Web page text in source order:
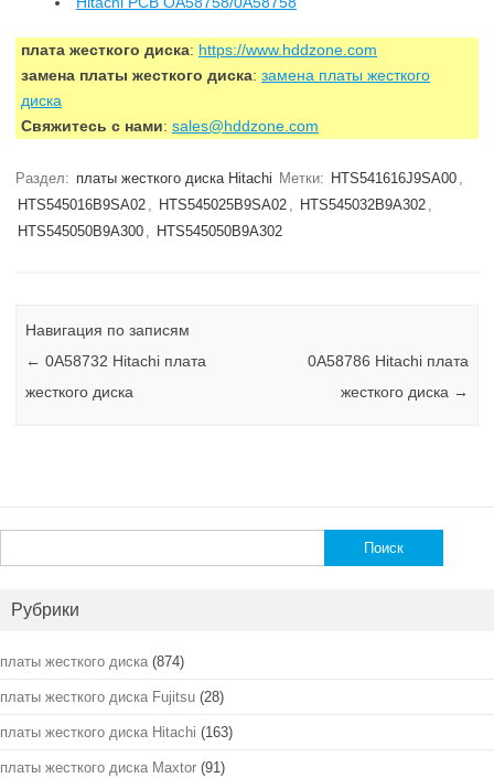
плата жесткого диска: https://www.hddzone.com
замена платы жесткого диска: замена платы жесткого
диска
Свяжитесь с нами: sales@hddzone.com
Раздел: платы жесткого диска Hitachi Метки: HTS541616J9SA00 ,
HTS545016B9SA02 , HTS545025B9SA02 , HTS545032B9A302 ,
HTS545050B9A300 , HTS545050B9A302
Навигация по записям
← 0A58732 Hitachi плата
жесткого диска
0A58786 Hitachi плата
жесткого диска →
Рубрики
платы жесткого диска (874)
платы жесткого диска Fujitsu (28)
платы жесткого диска Hitachi (163)
платы жесткого диска Maxtor (91)